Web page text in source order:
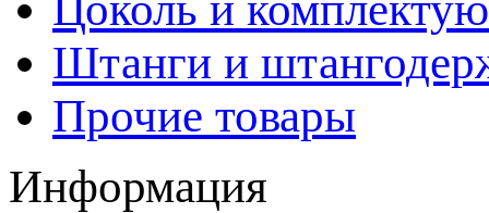
Штанги и
Прочие товары
Информация